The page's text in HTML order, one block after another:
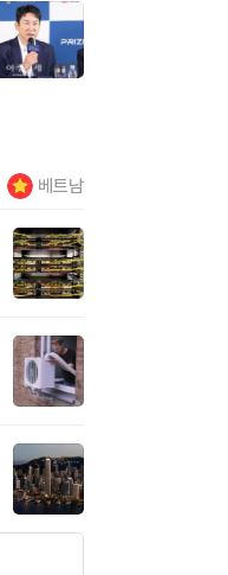
베트남